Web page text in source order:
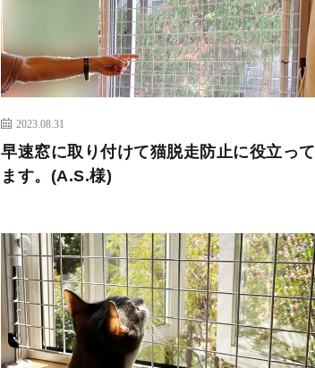
2023.08.31
早速窓に取り付けて猫脱走防止に役立って
ます。(A.S.様)